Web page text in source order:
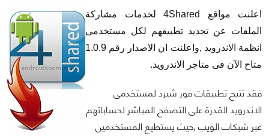
اعلنت مواقع 4Shared لخدمات مشاركة
الملفات عن تجديد تطبيقهم لكل مستخدمى
انظمة الاندرويد ,واعلنت ان الاصدار رقم 1.0.9
متاح الآن فى متاجر الاندرويد.
فقد تتيح تطبيقات فور شيرد لمستخدمى
الاندرويد القدرة على التصفح المباشر لحساباتهم
عبر شبكات الويب ,حيث يستطيع المستخدمين